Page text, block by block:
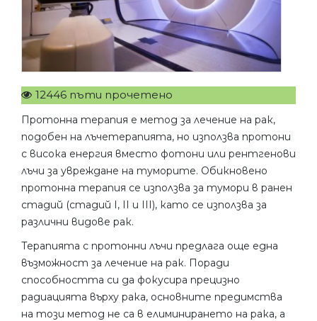
12446 пъти прочетено
Протонна терапия е метод за лечение на рак,
подобен на лъчетерапията, но използва протони
с висока енергия вместо фотони или рентгенови
лъчи за увреждане на туморите. Обикновено
протонна терапия се използва за тумори в ранен
стадий (стадий I, II и III), като се използва за
различни видове рак.
Терапията с протонни лъчи предлага още една
възможност за лечение на рак. Поради
способността си да фокусира прецизно
радиацията върху рака, основните предимства
на този метод не са в елиминирането на рака, а